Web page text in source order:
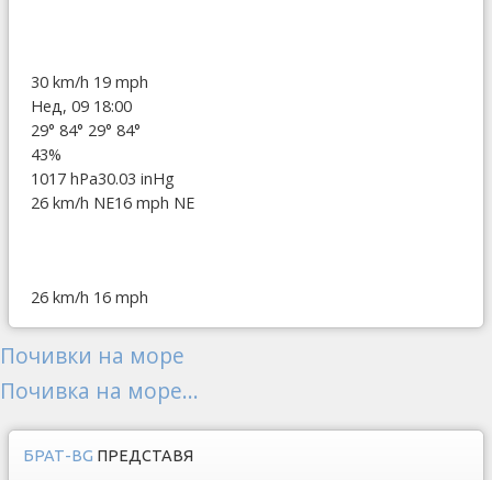
30 km/h 19 mph
Нед, 09 18:00
29° 84° 29° 84°
43%
1017 hPa30.03 inHg
26 km/h NE16 mph NE
26 km/h 16 mph
Почивки на море
Почивка на море...
БРАТ-BG ПРЕДСТАВЯ